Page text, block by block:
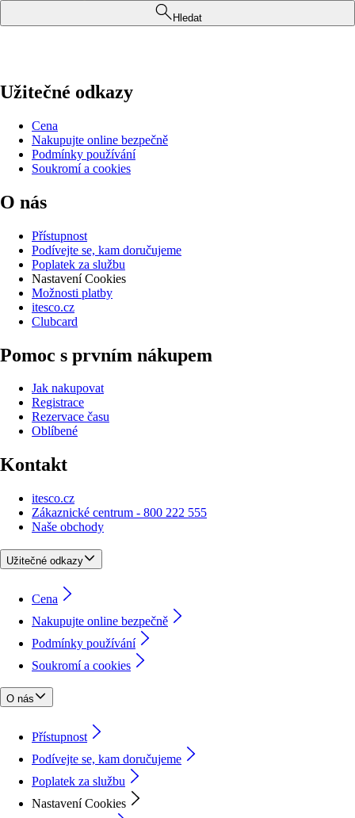
Hledat
Užitečné odkazy
Cena
Nakupujte online bezpečně
Podmínky používání
Soukromí a cookies
O nás
Přístupnost
Podívejte se, kam doručujeme
Poplatek za službu
Nastavení Cookies
Možnosti platby
itesco.cz
Clubcard
Pomoc s prvním nákupem
Jak nakupovat
Registrace
Rezervace času
Oblíbené
Kontakt
itesco.cz
Zákaznické centrum - 800 222 555
Naše obchody
Užitečné odkazy
Cena
Nakupujte online bezpečně
Podmínky používání
Soukromí a cookies
O nás
Přístupnost
Podívejte se, kam doručujeme
Poplatek za službu
Nastavení Cookies